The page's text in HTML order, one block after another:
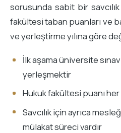
sorusunda sabit bir
fakültesi taban puanları ve
ve yerleştirme yılına göre
İlk aşama üniversite
yerleşmektir
Hukuk fakültesi puanı
Savcılık için ayrıca
mülakat süreci vardır